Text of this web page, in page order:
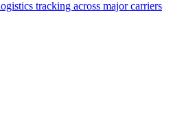
tracking across major carriers